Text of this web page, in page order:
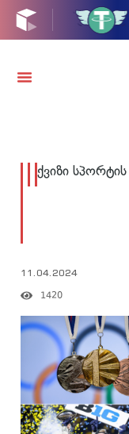
ქვიზი
11.04.2024
1420